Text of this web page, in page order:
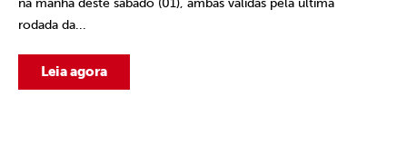
na manhã deste sábado (01), ambas válidas pela última
rodada da...
Leia agora